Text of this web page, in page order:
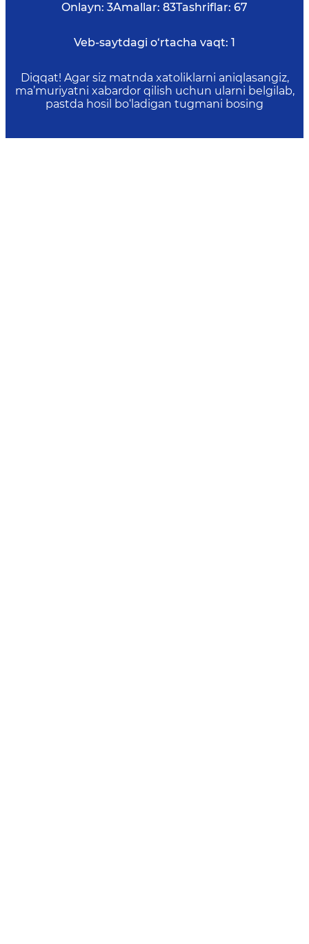
Onlayn: 3Amallar: 83Tashriflar: 67
Veb-saytdagi o‘rtacha vaqt: 1
Diqqat! Agar siz matnda xatoliklarni aniqlasangiz,
ma’muriyatni xabardor qilish uchun ularni belgilab,
pastda hosil bo‘ladigan tugmani bosing